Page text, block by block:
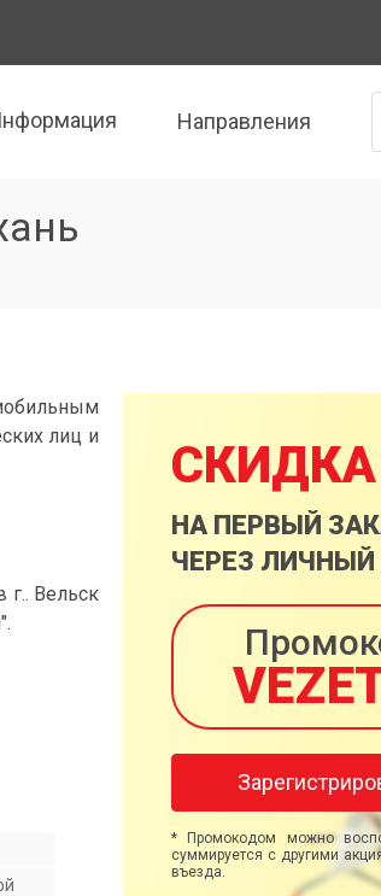
Направления
лиц и
Вельск
СКИДКА
НА ПЕРВЫЙ
ЧЕРЕЗ ЛИЧНЫЙ
* Промокодом можно
суммируется с другими
въезда.